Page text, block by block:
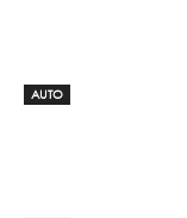
AUTO